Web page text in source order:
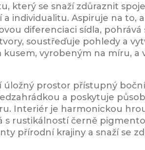
který se snaží zdůraznit
individualitu. Aspiruje na to,
diferenciaci sídla, pohrává
soustřeďuje pohledy a
vyrobeným na míru, a
úložný prostor přístupný
a poskytuje
Interiér je harmonickou
rustikálností černě
přírodní krajiny a snaží se